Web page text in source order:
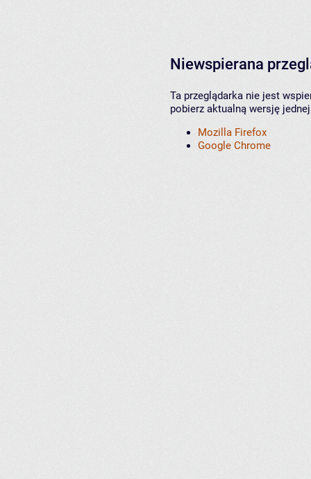
Niewspierana
Ta przeglądarka nie jest
pobierz aktualną wersję
Mozilla Firefox
Google Chrome